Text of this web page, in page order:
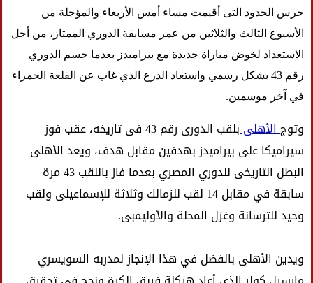
حرس الحدود التى أقيمت مساء أمس الأربعاء والمؤجلة من
الأسبوع الثالث والثلاثين من عمر مسابقة الدوري الممتاز، من أجل
الاستعداد لخوض مباراة جديدة مع بيراميدز بعدما حسم الدوري
رقم 43 بشكل رسمي واستعاد الدرع الذي غاب عن القلعة الحمراء
في آخر موسمين.
وتوجالأهلى
بلقب الدورى رقم 43 فى تاريخه، عقب فوز
سيراميكا على بيراميدز بهدفين مقابل هدف، ويعد الأهلى
البطل التاريخى للدوري المصري بعدما فاز باللقب 43 مرة
سابقة في مقابل 14 لقب للزمالك وثلاثة للإسماعيلى ولقب
وحيد للترسانة وغزل المحلة والأوليمبى.
ويدين الأهلى بالفضل في هذا الإنجاز لمدربه السويسري